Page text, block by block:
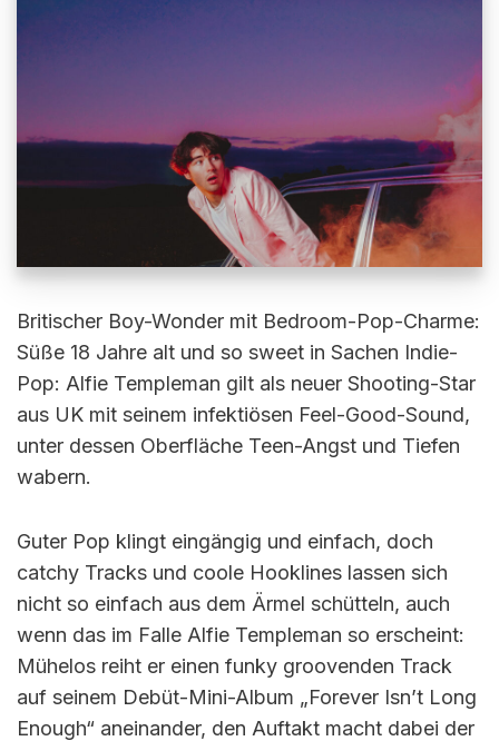
Britischer Boy-Wonder mit Bedroom-Pop-Charme:
Süße 18 Jahre alt und so sweet in Sachen Indie-
Pop: Alfie Templeman gilt als neuer Shooting-Star
aus UK mit seinem infektiösen Feel-Good-Sound,
unter dessen Oberfläche Teen-Angst und Tiefen
wabern.
Guter Pop klingt eingängig und einfach, doch
catchy Tracks und coole Hooklines lassen sich
nicht so einfach aus dem Ärmel schütteln, auch
wenn das im Falle Alfie Templeman so erscheint:
Mühelos reiht er einen funky groovenden Track
auf seinem Debüt-Mini-Album „Forever Isn’t Long
Enough“ aneinander, den Auftakt macht dabei der